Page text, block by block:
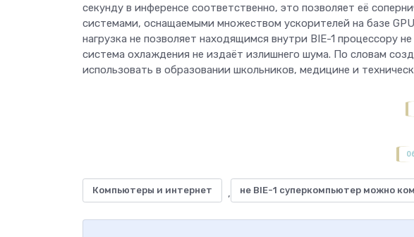
секунду в инференсе соответственно, это позволяет её
системами, оснащаемыми множеством ускорителей на базе
нагрузка не позволяет находящимся внутри BIE-1 процессору
система охлаждения не издаёт излишнего шума. По словам
использовать в образовании школьников, медицине и
Компьютеры и интернет , не BIE-1 суперкомпьютер можно